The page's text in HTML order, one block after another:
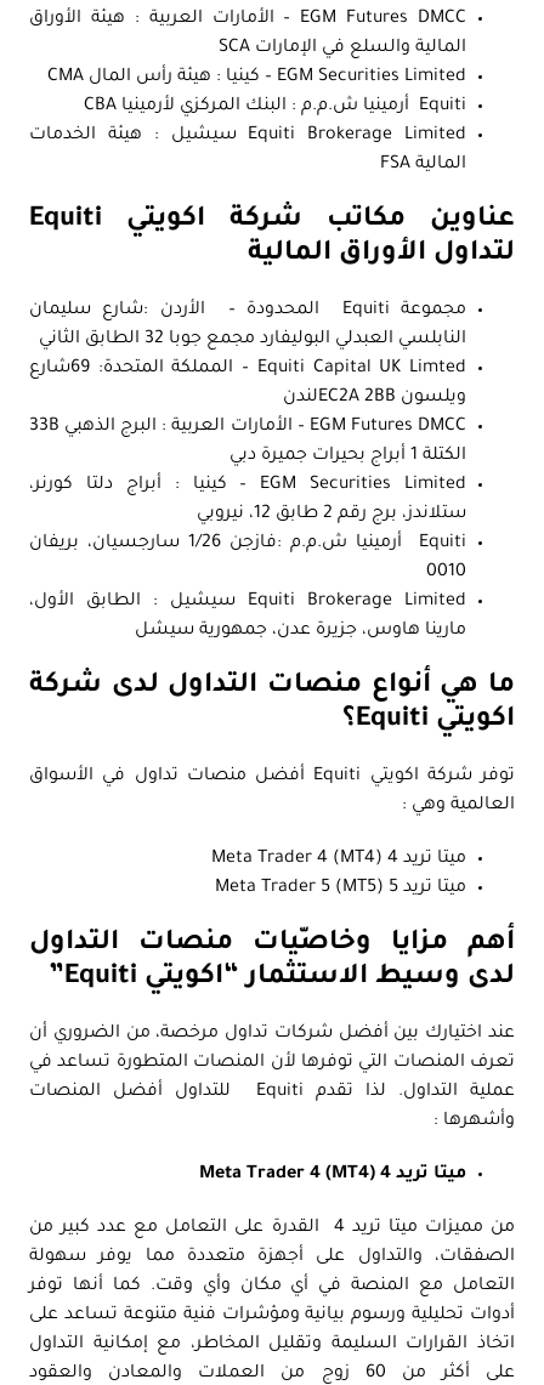
EGM Futures DMCC – الأمارات العربية : هيئة الأوراق
المالية والسلع في الإمارات SCA
EGM Securities Limited – كينيا : هيئة رأس المال CMA
Equiti أرمينيا ش.م.م : البنك المركزي لأرمينيا CBA
Equiti Brokerage Limited سيشيل : هيئة الخدمات
المالية FSA
عناوين مكاتب شركة اكويتي Equiti
لتداول الأوراق المالية
مجموعة Equiti المحدودة – الأردن :شارع سليمان
النابلسي العبدلي البوليفارد مجمع جوبا 32 الطابق الثاني
Equiti Capital UK Limted – المملكة المتحدة: 69شارع
ويلسون EC2A 2BBلندن
EGM Futures DMCC – الأمارات العربية : البرج الذهبي 33B
الكتلة 1 أبراج بحيرات جميرة دبي
EGM Securities Limited – كينيا : أبراج دلتا كورنر،
ستلاندز، برج رقم 2 طابق 12، نيروبي
Equiti أرمينيا ش.م.م :فازجن 1/26 سارجسيان، بريفان
0010
Equiti Brokerage Limited سيشيل : الطابق الأول،
مارينا هاوس، جزيرة عدن، جمهورية سيشل
ما هي أنواع منصات التداول لدى شركة
اكويتي Equiti؟
توفر شركة اكويتي Equiti أفضل منصات تداول في الأسواق
العالمية وهي :
ميتا تريد 4 Meta Trader 4 (MT4)
ميتا تريد 5 Meta Trader 5 (MT5)
أهم مزايا وخاصّيات منصات التداول
لدى وسيط الاستثمار “اكويتي Equiti”
عند اختيارك بين أفضل شركات تداول مرخصة، من الضروري أن
تعرف المنصات التي توفرها لأن المنصات المتطورة تساعد في
عملية التداول. لذا تقدم Equiti للتداول أفضل المنصات
وأشهرها :
ميتا تريد 4 Meta Trader 4 (MT4)
من مميزات ميتا تريد 4 القدرة على التعامل مع عدد كبير من
الصفقات، والتداول على أجهزة متعددة مما يوفر سهولة
التعامل مع المنصة في أي مكان وأي وقت. كما أنها توفر
أدوات تحليلية ورسوم بيانية ومؤشرات فنية متنوعة تساعد على
اتخاذ القرارات السليمة وتقليل المخاطر، مع إمكانية التداول
على أكثر من 60 زوج من العملات والمعادن والعقود